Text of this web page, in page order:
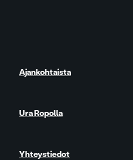
Ajankohtaista
Ura Ropolla
Yhteystiedot